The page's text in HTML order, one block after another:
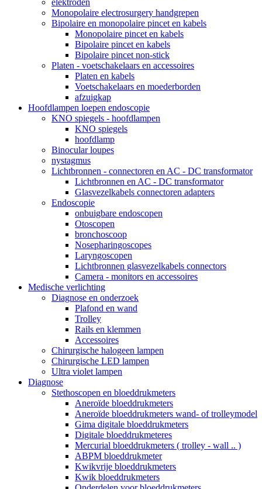
Monopolaire electrosurgery handgrepen
Bipolaire en monopolaire pincet en kabels
Monopolaire pincet en kabels
Bipolaire pincet en kabels
Bipolaire pincet non-stick
Platen - voetschakelaars en accessoires
Platen en kabels
Voetschakelaars en moederborden
afzuigkap
Hoofdlampen loepen endoscopie
KNO spiegels - hoofdlampen
KNO spiegels
hoofdlamp
Binocular loupes
nystagmus
Lichtbronnen - connectoren en AC - DC transformator
Lichtbronnen en AC - DC transformator
Glasvezelkabels connectoren adapters
Endoscopie
onbuigbare endoscopen
Otoscopen
bronchoscoop
Nosepharingoscopes
Laryngoscopen
Lichtbronnen glasvezelkabels connectors
Camera - monitors en accessoires
Medische verlichting
Diagnose en onderzoek
Plafond en wand
Trolley
Rails en klemmen
Accessoires
Chirurgische halogeen lampen
Chirurgische LED lampen
Ultra violet lampen
Diagnose
Stethoscopen en bloeddrukmeters
Aneroïde bloeddrukmeters
Aneroïde bloeddrukmeters wand- of trolleymodel
Gima digitale bloeddrukmeters
Digitale bloeddrukmeteres
Mercurial bloeddrukmeters ( trolley - wall .. )
ABPM bloeddrukmeter
Kwikvrije bloeddrukmeters
Kwik bloeddrukmeters